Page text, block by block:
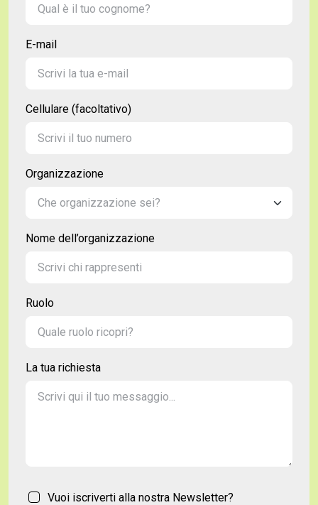
E-mail
Cellulare (facoltativo)
Organizzazione
Nome dell’organizzazione
Ruolo
La tua richiesta
Vuoi iscriverti alla nostra Newsletter?